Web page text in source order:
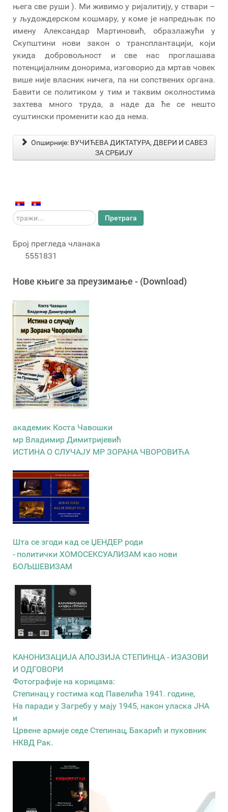
њега све руши ). Ми живимо у ријалитију, у ствари –
у људождерском кошмару, у коме је напредњак по
имену Александар Мартиновић, образлажући у
Скупштини нови закон о трансплантацији, који
укида добровољност и све нас проглашава
потенцијалним донорима, изговорио да мртав човек
више није власник ничега, па ни сопствених органа.
Бавити се политиком у тим и таквим околностима
захтева много труда, а наде да ће се нешто
суштински променити као да нема.
Опширније: ВУЧИЋЕВА ДИКТАТУРА, ДВЕРИ И САВЕЗ
ЗА СРБИЈУ
тражи... Претрага
Број прегледа чланака
5551831
Новe књигe за преузимање - (Download)
академик Коста Чавошки
мр Владимир Димитријевић
ИСТИНА О СЛУЧАЈУ МР ЗОРАНА ЧВОРОВИЋА
Шта се згоди кад се ЏЕНДЕР роди
- политички ХОМОСЕКСУАЛИЗАМ као нови
БОЉШЕВИЗАМ
КАНОНИЗАЦИЈА АЛОЈЗИЈА СТЕПИНЦА - ИЗАЗОВИ
И ОДГОВОРИ
Фотографије на корицама:
Степинац у гостима код Павелића 1941. године,
На паради у Загребу у мају 1945, након уласка ЈНА
и
Црвене армије седе Степинац, Бакарић и пуковник
НКВД Рак.